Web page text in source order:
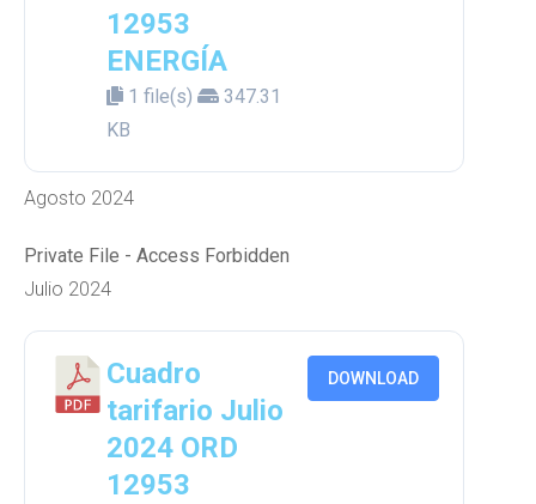
12953
ENERGÍA
1 file(s)
347.31
KB
Agosto 2024
Private File - Access Forbidden
Julio 2024
Cuadro
tarifario Julio
2024 ORD
12953
DOWNLOAD